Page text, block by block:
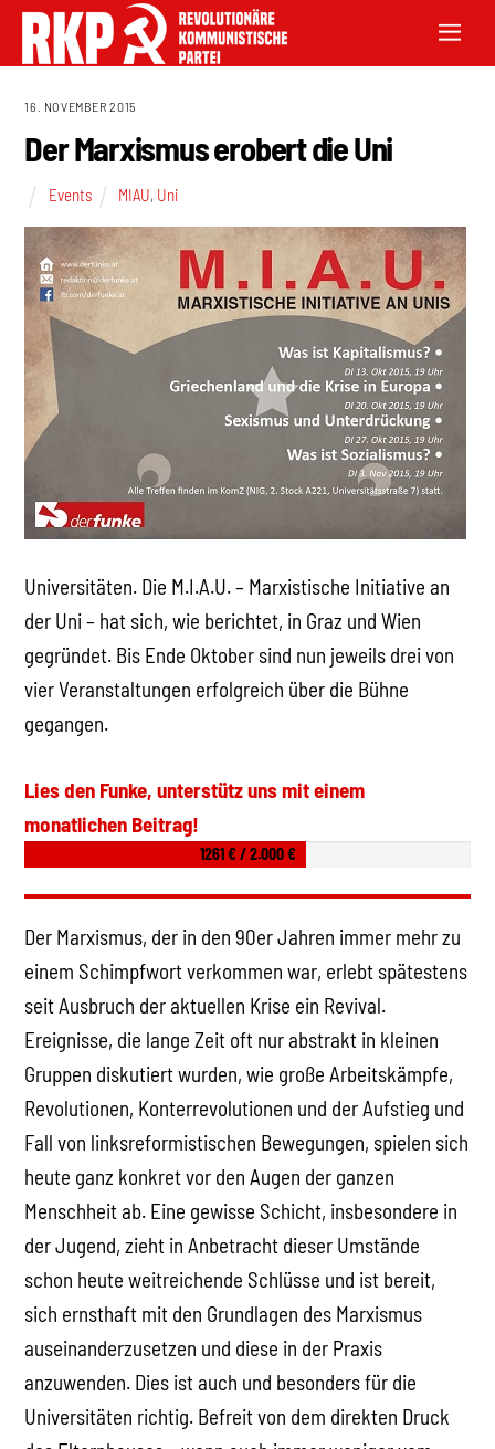
16. NOVEMBER 2015
Der Marxismus erobert die Uni
Events MIAU, Uni
Universitäten. Die M.I.A.U. – Marxistische Initiative an
der Uni – hat sich, wie berichtet, in Graz und Wien
gegründet. Bis Ende Oktober sind nun jeweils drei von
vier Veranstaltungen erfolgreich über die Bühne
gegangen.
Lies den Funke, unterstütz uns mit einem
monatlichen Beitrag!
1261 € / 2.000 €
Der Marxismus, der in den 90er Jahren immer mehr zu
einem Schimpfwort verkommen war, erlebt spätestens
seit Ausbruch der aktuellen Krise ein Revival.
Ereignisse, die lange Zeit oft nur abstrakt in kleinen
Gruppen diskutiert wurden, wie große Arbeitskämpfe,
Revolutionen, Konterrevolutionen und der Aufstieg und
Fall von linksreformistischen Bewegungen, spielen sich
heute ganz konkret vor den Augen der ganzen
Menschheit ab. Eine gewisse Schicht, insbesondere in
der Jugend, zieht in Anbetracht dieser Umstände
schon heute weitreichende Schlüsse und ist bereit,
sich ernsthaft mit den Grundlagen des Marxismus
auseinanderzusetzen und diese in der Praxis
anzuwenden. Dies ist auch und besonders für die
Universitäten richtig. Befreit von dem direkten Druck